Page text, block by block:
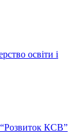
освіти і
КСВ”